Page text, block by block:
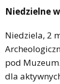
Niedzielne
Niedziela, 2
pod
dla